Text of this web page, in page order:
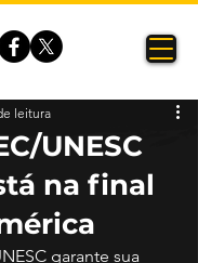
UNESC
na final
leitura
garante sua